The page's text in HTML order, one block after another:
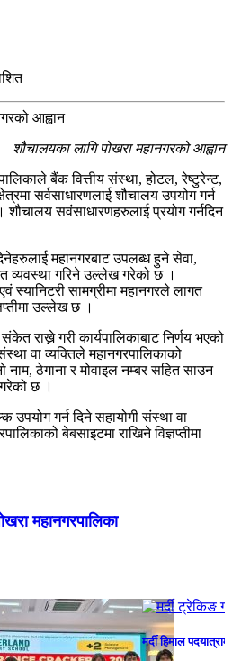
शौचालयका लागि पोखरा महानगरको आह्वान
बैंक वित्तीय संस्था, होटल, रेष्टुरेन्ट,
सर्वसाधारणलाई शौचालय उपयोग गर्न
शौचालय सवंसाधारणहरुलाई प्रयोग गर्नदिन
महानगरबाट उपलब्ध हुने सेवा,
व्यवस्था गरिने उल्लेख गरेको छ ।
स्यानिटरी सामग्रीमा महानगरले लागत
उल्लेख छ ।
राख्ने गरी कार्यपालिकाबाट निर्णय भएको
वा व्यक्तिले महानगरपालिकाको
ठेगाना र मोवाइल नम्बर सहित साउन
छ ।
उपयोग गर्न दिने सहायोगी संस्था वा
बेबसाइटमा राखिने विज्ञप्तीमा
महानगरपालिका
पोखराका तीन युवक सम्पर्क विहीन